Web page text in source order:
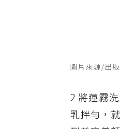
圖片來源/出
2 將蓮霧
乳拌勻，